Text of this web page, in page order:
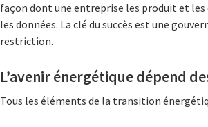
façon dont une entreprise les produit et
les données. La clé du succès est une
restriction.
L’avenir énergétique dépend
Tous les éléments de la transition